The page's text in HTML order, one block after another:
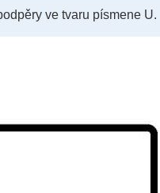
ve tvaru písmene U.